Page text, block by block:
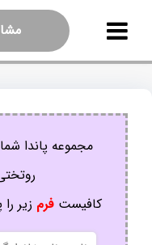
مجموعه پاندا
کافیستفرم زیر
نام